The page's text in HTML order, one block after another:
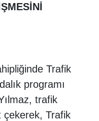
Trafik
programı
trafik
çekerek, Trafik